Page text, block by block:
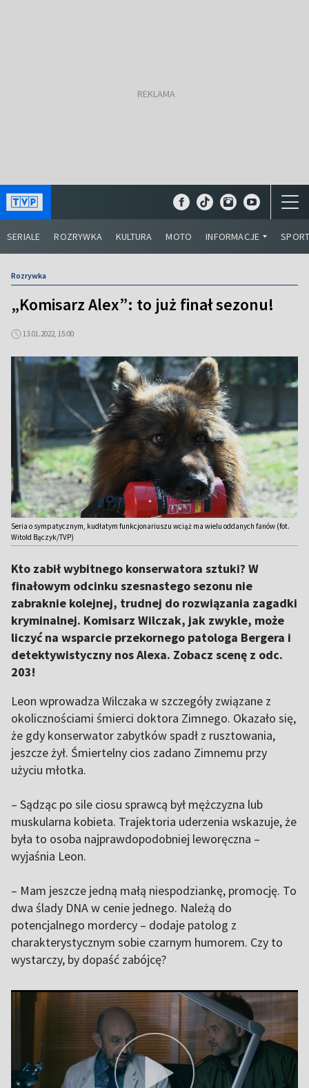
SERIALE ROZRYWKA KULTURA MOTO INFORMACJE
Rozrywka
„Komisarz Alex”: to już finał sezonu!
13.01.2022, 15:00
Seria o sympatycznym, kudłatym funkcjonariuszu wciąż ma wielu oddanych fanów (fot.
Witold Bączyk/TVP)
Kto zabił wybitnego konserwatora sztuki? W
finałowym odcinku szesnastego sezonu nie
zabraknie kolejnej, trudnej do rozwiązania zagadki
kryminalnej. Komisarz Wilczak, jak zwykle, może
liczyć na wsparcie przekornego patologa Bergera i
detektywistyczny nos Alexa. Zobacz scenę z odc.
203!
Leon wprowadza Wilczaka w szczegóły związane z
okolicznościami śmierci doktora Zimnego. Okazało się,
że gdy konserwator zabytków spadł z rusztowania,
jeszcze żył. Śmiertelny cios zadano Zimnemu przy
użyciu młotka.
– Sądząc po sile ciosu sprawcą był mężczyzna lub
muskularna kobieta. Trajektoria uderzenia wskazuje, że
była to osoba najprawdopodobniej leworęczna –
wyjaśnia Leon.
– Mam jeszcze jedną małą niespodziankę, promocję. To
dwa ślady DNA w cenie jednego. Należą do
potencjalnego mordercy – dodaje patolog z
charakterystycznym sobie czarnym humorem. Czy to
wystarczy, by dopaść zabójcę?